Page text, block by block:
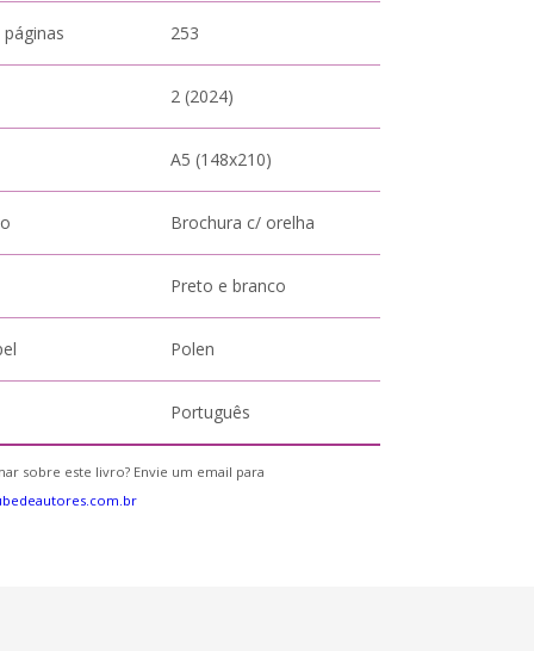
253
2 (2024)
A5 (148x210)
Brochura c/ orelha
Preto e branco
Polen
Português
sobre este livro? Envie um email para